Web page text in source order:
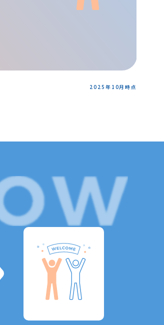
2025年10月時点